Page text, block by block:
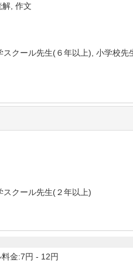
解, 作文
クール先生(６年以上), 小学校
クール先生(２年以上)
料金:7円 - 12円